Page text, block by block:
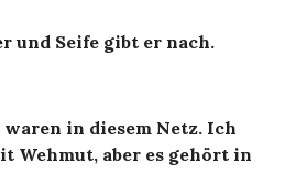
und Seife gibt er nach.
in diesem Netz. Ich
Wehmut, aber es gehört in